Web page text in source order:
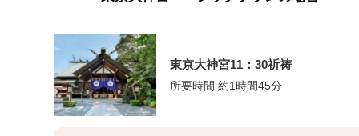
東京大神宮11：30祈祷
所要時間 約1時間45分